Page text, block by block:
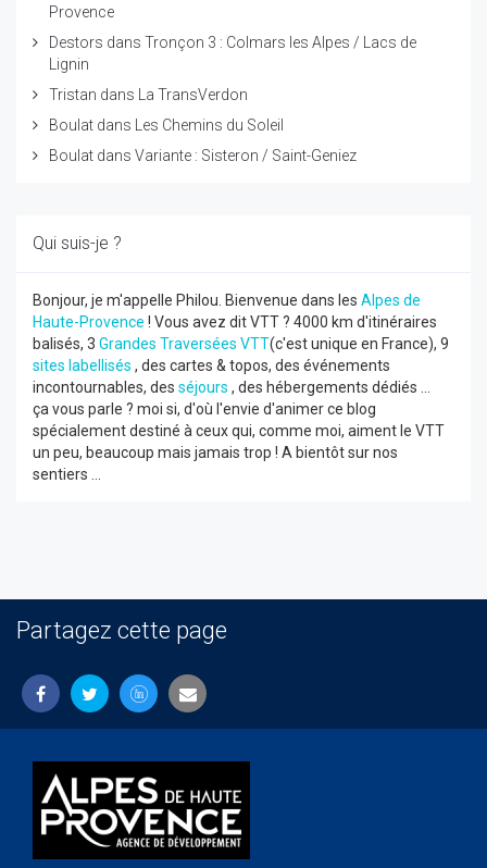
Provence
Destors dans Tronçon 3 : Colmars les Alpes / Lacs de
Lignin
Tristan dans
La TransVerdon
Boulat dans
Les Chemins du Soleil
Boulat dans Variante : Sisteron / Saint-Geniez
Qui suis-je ?
Bonjour, je m'appelle Philou. Bienvenue dans les Alpes de
Haute-Provence ! Vous avez dit VTT ? 4000 km d'itinéraires
balisés, 3 Grandes Traversées VTT(c'est unique en France), 9
sites labellisés , des cartes & topos, des événements
incontournables, des séjours , des hébergements dédiés ...
ça vous parle ? moi si, d'où l'envie d'animer ce blog
spécialement destiné à ceux qui, comme moi, aiment le VTT
un peu, beaucoup mais jamais trop ! A bientôt sur nos
sentiers ...
Partagez cette page